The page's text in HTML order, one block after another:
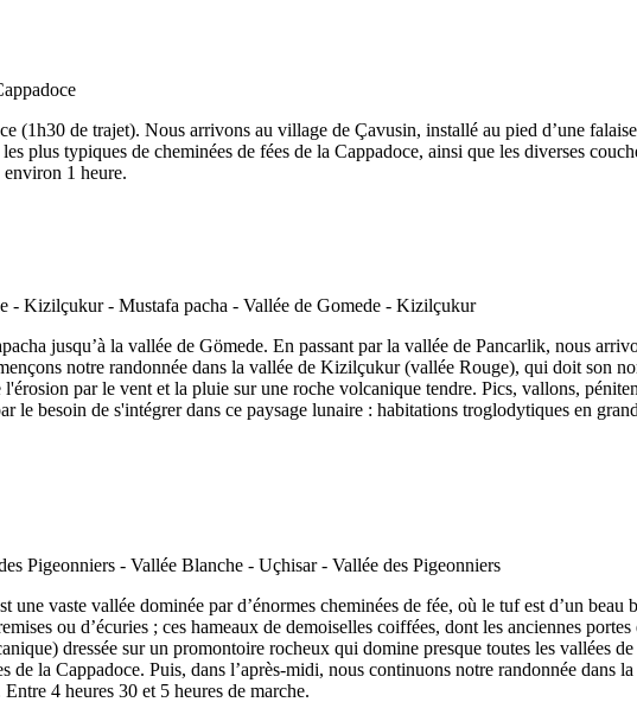
(1h30 de trajet). Nous arrivons au village de Çavusin, installé au pied d’une
plus typiques de cheminées de fées de la Cappadoce, ainsi que les diverses
1 heure.
jusqu’à la vallée de Gömede. En passant par la vallée de Pancarlik, nous
notre randonnée dans la vallée de Kizilçukur (vallée Rouge), qui doit son
par le vent et la pluie sur une roche volcanique tendre. Pics, vallons,
besoin de s'intégrer dans ce paysage lunaire : habitations troglodytiques en
vaste vallée dominée par d’énormes cheminées de fée, où le tuf est d’un beau
ou d’écuries ; ces hameaux de demoiselles coiffées, dont les anciennes
dressée sur un promontoire rocheux qui domine presque toutes les vallées
de la Cappadoce. Puis, dans l’après-midi, nous continuons notre randonnée
4 heures 30 et 5 heures de marche.